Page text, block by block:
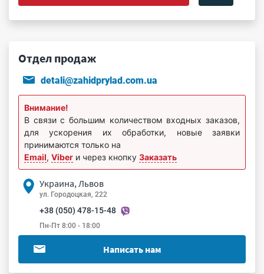
Отдел продаж
detali@zahidprylad.com.ua
Внимание!
В связи с большим количеством входных заказов,
для ускорения их обработки, новые заявки
принимаются только на
Email, Viber и через кнопку Заказать
Украина, Львов
ул. Городоцкая, 222
+38 (050) 478-15-48
Пн-Пт 8:00 - 18:00
Написать нам